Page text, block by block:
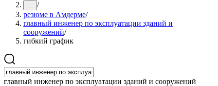
... /
резюме в Амдерме/
главный инженер по эксплуатации зданий и
сооружений/
гибкий график
главный инженер по эксплуатации зданий и сооружений